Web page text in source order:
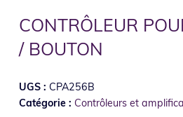
CONTRÔLEUR
/ BOUTON
UGS : CPA256B
Catégorie : Contrôleurs et